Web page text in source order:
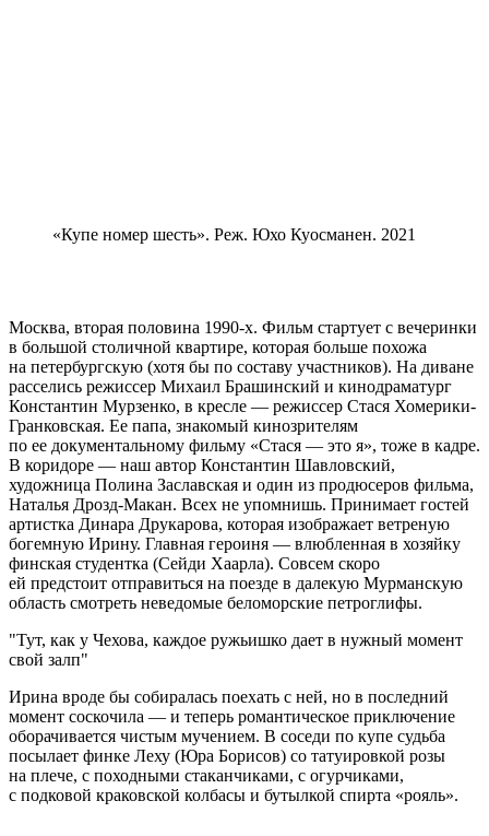
«Купе номер шесть». Реж. Юхо Куосманен. 2021
Москва, вторая половина 1990-х. Фильм стартует с вечеринки
в большой столичной квартире, которая больше похожа
на петербургскую (хотя бы по составу участников). На диване
расселись режиссер Михаил Брашинский и кинодраматург
Константин Мурзенко, в кресле — режиссер Стася Хомерики-
Гранковская. Ее папа, знакомый кинозрителям
по ее документальному фильму «Стася — это я», тоже в кадре.
В коридоре — наш автор Константин Шавловский,
художница Полина Заславская и один из продюсеров фильма,
Наталья Дрозд-Макан. Всех не упомнишь. Принимает гостей
артистка Динара Друкарова, которая изображает ветреную
богемную Ирину. Главная героиня — влюбленная в хозяйку
финская студентка (Сейди Хаарла). Совсем скоро
ей предстоит отправиться на поезде в далекую Мурманскую
область смотреть неведомые беломорские петроглифы.
Тут, как у Чехова, каждое ружьишко дает в нужный момент
свой залп
Ирина вроде бы собиралась поехать с ней, но в последний
момент соскочила — и теперь романтическое приключение
оборачивается чистым мучением. В соседи по купе судьба
посылает финке Леху (Юра Борисов) со татуировкой розы
на плече, с походными стаканчиками, с огурчиками,
с подковой краковской колбасы и бутылкой спирта «рояль».